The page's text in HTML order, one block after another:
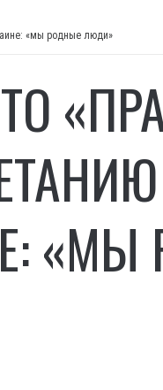
«мы родные люди»